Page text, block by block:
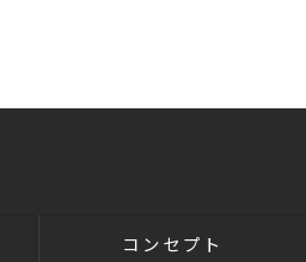
コンセプト